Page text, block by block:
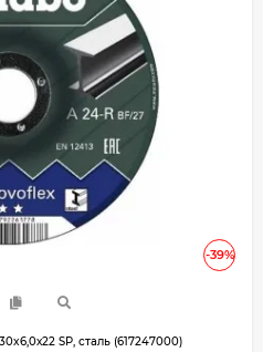
-39%
SP, сталь (617247000)